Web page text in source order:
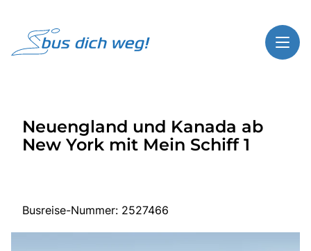
Highlights
Service
Neuengland und Kanada ab
New York mit Mein Schiff 1
Busreise-Nummer: 2527466